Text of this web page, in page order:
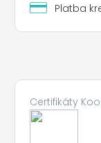
Platba
Certifikáty